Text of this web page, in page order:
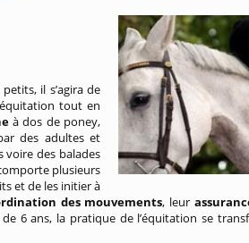
il s’agira de
tout en
à dos de poney,
des adultes et
des balades
plusieurs
et de les initier à
des mouvements, leur
6 ans, la pratique de l’équitation se